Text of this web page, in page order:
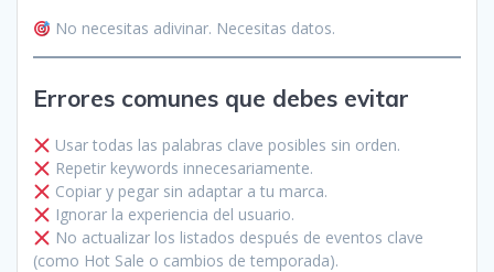
No necesitas adivinar. Necesitas datos.
Errores comunes que debes evitar
Usar todas las palabras clave posibles sin orden.
Repetir keywords innecesariamente.
Copiar y pegar sin adaptar a tu marca.
Ignorar la experiencia del usuario.
No actualizar los listados después de eventos clave
(como Hot Sale o cambios de temporada).